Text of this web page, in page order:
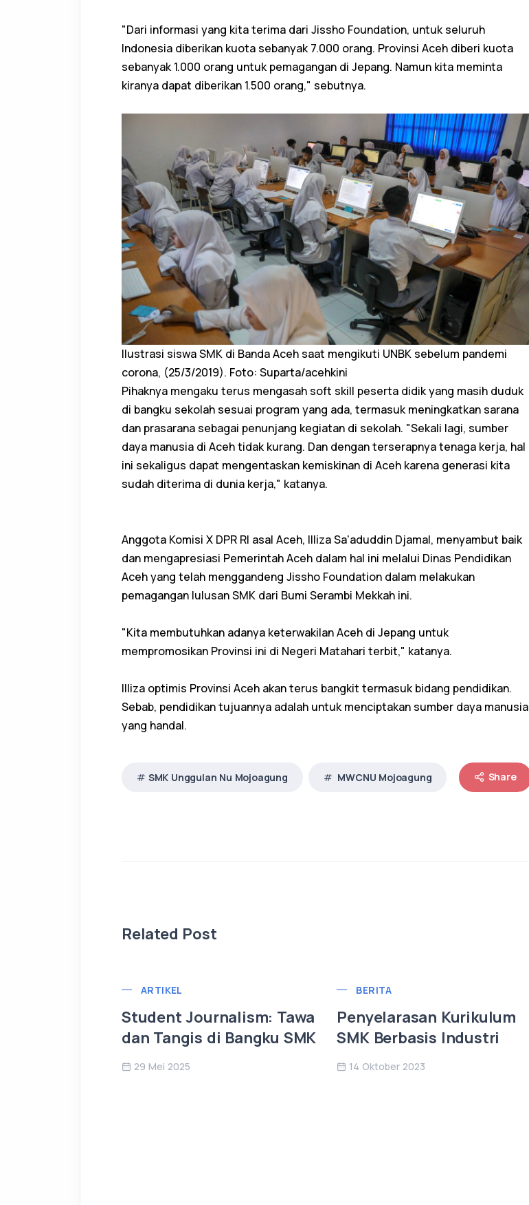
"Dari informasi yang kita terima dari Jissho Foundation, untuk seluruh
Indonesia diberikan kuota sebanyak 7.000 orang. Provinsi Aceh diberi kuota
sebanyak 1.000 orang untuk pemagangan di Jepang. Namun kita meminta
kiranya dapat diberikan 1.500 orang," sebutnya.
Ilustrasi siswa SMK di Banda Aceh saat mengikuti UNBK sebelum pandemi
corona, (25/3/2019). Foto: Suparta/acehkini
Pihaknya mengaku terus mengasah soft skill peserta didik yang masih duduk
di bangku sekolah sesuai program yang ada, termasuk meningkatkan sarana
dan prasarana sebagai penunjang kegiatan di sekolah. "Sekali lagi, sumber
daya manusia di Aceh tidak kurang. Dan dengan terserapnya tenaga kerja, hal
ini sekaligus dapat mengentaskan kemiskinan di Aceh karena generasi kita
sudah diterima di dunia kerja," katanya.
Anggota Komisi X DPR RI asal Aceh, Illiza Sa'aduddin Djamal, menyambut baik
dan mengapresiasi Pemerintah Aceh dalam hal ini melalui Dinas Pendidikan
Aceh yang telah menggandeng Jissho Foundation dalam melakukan
pemagangan lulusan SMK dari Bumi Serambi Mekkah ini.
"Kita membutuhkan adanya keterwakilan Aceh di Jepang untuk
mempromosikan Provinsi ini di Negeri Matahari terbit," katanya.
Illiza optimis Provinsi Aceh akan terus bangkit termasuk bidang pendidikan.
Sebab, pendidikan tujuannya adalah untuk menciptakan sumber daya manusia
yang handal.
SMK Unggulan Nu Mojoagung MWCNU Mojoagung Share
Related Post
ARTIKEL
Student Journalism: Tawa
dan Tangis di Bangku SMK
29 Mei 2025
BERITA
Penyelarasan Kurikulum
SMK Berbasis Industri
14 Oktober 2023